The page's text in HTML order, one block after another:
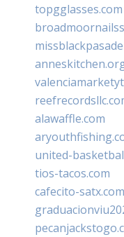
topgglasses.com
alawaffle.com
united-
tios-tacos.com
cafecito-satx.com